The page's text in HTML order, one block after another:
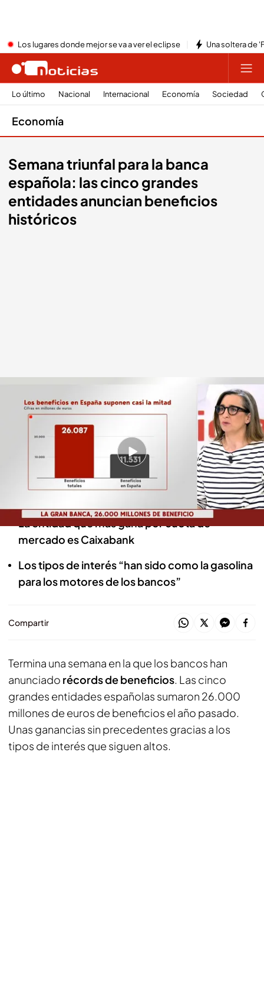
Los lugares donde mejor se va a ver el eclipse Una soltera de
Lo último Nacional Internacional Economía Sociedad
Economía
Semana triunfal para la banca
española: las cinco grandes
entidades anuncian beneficios
históricos
Redacción digital Noticias Cuatro
02 FEB 2024 - 20:59h.
Las cinco grandes entidades españolas
sumaron 26.000 millones de euros de
La entidad que más gana por cuota de
mercado es Caixabank
Los tipos de interés “han sido como la gasolina
para los motores de los bancos”
Compartir
Termina una semana en la que los bancos han
anunciado récords de beneficios. Las cinco
grandes entidades españolas sumaron 26.000
millones de euros de beneficios el año pasado.
Unas ganancias sin precedentes gracias a los
tipos de interés que siguen altos.